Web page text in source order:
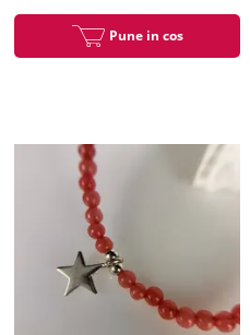
Pune in cos